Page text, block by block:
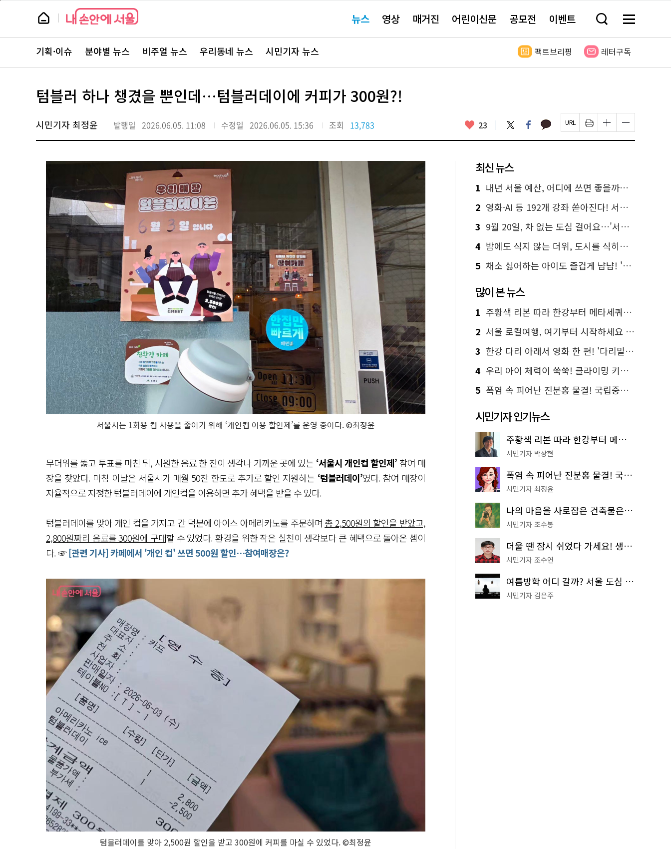
본
뉴
스 요뉴스 영상 매거진 어린이신문 공모전 이벤트 검
창
기
메
전
보
뉴
스
주
서
바
로
기획·이슈 분야별 뉴스 비주얼 뉴스 우리동네 뉴스 시민기자 뉴스 팩트브리핑 레터구독
텀블러 하나 챙겼을 뿐인데…텀블러데이에 커피가 300원?!
시민기자 최정윤 발행일 2026.06.05. 11:08 수정일 2026.06.05. 15:36 조회 13,783 좋
요
23 트
위
터
페
이
스
카
카 페
이
지
인
쇄
하
글
자
크
하
기
글
자
크
하
서울시는 1회용 컵 사용을 줄이기 위해 ‘개인컵 이용 할인제’를 운영 중이다. ©최정윤
무더위를 뚫고 투표를 마친 뒤, 시원한 음료 한 잔이 생각나 가까운 곳에 있는 ‘서울시 개인컵 할인제’ 참여 매
장을 찾았다. 마침 이날은 서울시가 매월 50잔 한도로 추가로 할인 지원하는 ‘텀블러데이’였다. 참여 매장이
자율적으로 지정한 텀블러데이에 개인컵을 이용하면 추가 혜택을 받을 수 있다.
텀블러데이를 맞아 개인 컵을 가지고 간 덕분에 아이스 아메리카노를 주문하며 총 2,500원의 할인을 받았고,
2,800원짜리 음료를 300원에 구매할 수 있었다. 환경을 위한 작은 실천이 생각보다 큰 혜택으로 돌아온 셈이
다. ☞[관련 기사] 카페에서 '개인 컵' 쓰면 500원 할인…참여매장은?
텀블러데이를 맞아 2,500원 할인을 받고 300원에 커피를 마실 수 있었다. ©최정윤
최신 뉴스
1 내년 서울 예산, 어디에 쓰면 좋을까요? 온라인 투표
2 영화·AI 등 192개 강좌 쏟아진다! 서울시민대학 선착순 신청
3 9월 20일, 차 없는 도심 걸어요…'서울 걷자 페스티벌' 선착순 5천명
4 밤에도 식지 않는 더위, 도시를 식히는 시원한 해법은?
5 채소 싫어하는 아이도 즐겁게 냠냠! '찾아가는 서울시 식생활 교육' 현장
많이 본 뉴스
1 주황색 리본 따라 한강부터 메타세쿼이아 숲길까지…서울둘레길 15코스
2 서울 로컬여행, 여기부터 시작하세요 '서울에디션25'
3 한강 다리 아래서 영화 한 편! '다리밑 영화관' 무료 상영
4 우리 아이 체력이 쑥쑥! 클라이밍 키즈카페·어린이 체력장
5 폭염 속 피어난 진분홍 물결! 국립중앙박물관 배롱나무 명소
시민기자 인기뉴스
주황색 리본 따라 한강부터 메타세쿼이아 숲길까지…서울둘레길 15코스
시민기자 박상현
폭염 속 피어난 진분홍 물결! 국립중앙박물관 배롱나무 명소
시민기자 최정윤
나의 마음을 사로잡은 건축물은? '서울시 건축상' 수상작 공개!
시민기자 조수봉
더울 땐 잠시 쉬었다 가세요! 생수 냉장고부터 해피소·무더위쉼터까지
시민기자 조수연
여름방학 어디 갈까? 서울 도심 무료 실내 여행 코스 추천
시민기자 김은주
페